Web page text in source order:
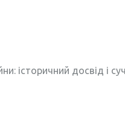
історичний досвід і